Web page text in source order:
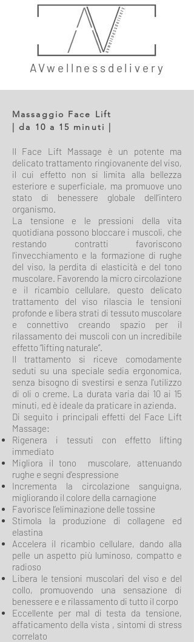
AVwellnessdelivery
Massaggio Face Lift
| da 10 a 15 minuti |
Il Face Lift Massage è un potente ma
delicato trattamento ringiovanente del viso,
il cui effetto non si limita alla bellezza
esteriore e superficiale, ma promuove uno
stato di benessere globale dell’intero
organismo.
La tensione e le pressioni della vita
quotidiana possono bloccare i muscoli, che
restando contratti favoriscono
l'invecchiamento e la formazione di rughe
del viso, la perdita di elasticità e del tono
muscolare. Favorendo la micro circolazione
e il ricambio cellulare, questo delicato
trattamento del viso rilascia le tensioni
profonde e libera strati di tessuto muscolare
e connettivo creando spazio per il
rilassamento dei muscoli con un incredibile
effetto “lifting naturale”.
Il trattamento si riceve comodamente
seduti su una speciale sedia ergonomica,
senza bisogno di svestirsi e senza l'utilizzo
di oli o creme. La durata varia dai 10 ai 15
minuti, ed è ideale da praticare in azienda.
Di seguito i principali effetti del Face Lift
Massage:
Rigenera i tessuti con effetto lifting
immediato
Migliora il tono muscolare, attenuando
rughe e segni d'espressione
Incrementa la circolazione sanguigna,
migliorando il colore della carnagione
Favorisce l’eliminazione delle tossine
Stimola la produzione di collagene ed
elastina
Accelera il ricambio cellulare, dando alla
pelle un aspetto più luminoso, compatto e
radioso
Libera le tensioni muscolari del viso e del
collo, promuovendo una sensazione di
benessere e e rilassamento di tutto il corpo
Eccellente per mal di testa da tensione,
affaticamento della vista , sintomi di stress
correlato